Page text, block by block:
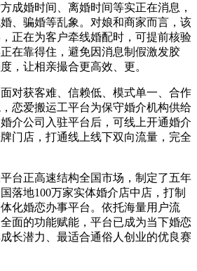
成婚时间、离婚时间等实正在消息，
、骗婚等乱象。对娘和商家而言，该
正在为客户牵线婚配时，可提前核验
在靠得住，避免因消息制假激发胶
，让相亲撮合更高效、更。
获客难、信赖低、模式单一、合作
恋爱搬运工平台为保守婚介机构供给
介公司入驻平台后，可线上开通婚介
门店，打通线上线下双向流量，完全
正高速结构全国市场，制定了五年
落地100万家实体婚介店中店，打制
化婚恋办事平台。依托海量用户流
面的功能赋能，平台已成为当下婚恋
长潜力、最适合通俗人创业的优良赛